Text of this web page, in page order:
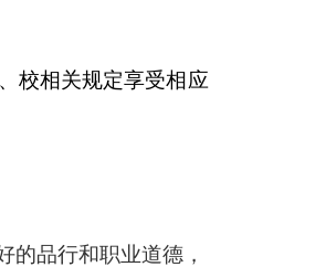
校相关规定享受相应
的品行和职业道德，